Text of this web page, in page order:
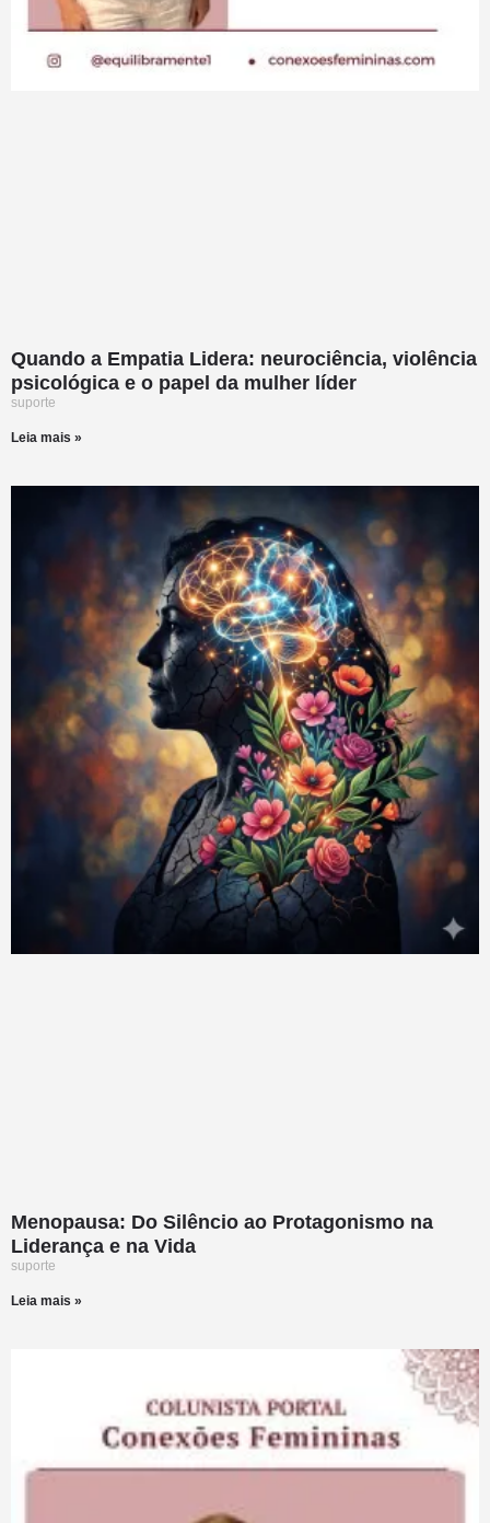
Quando a Empatia Lidera: neurociência, violência
psicológica e o papel da mulher líder
suporte
Leia mais »
Menopausa: Do Silêncio ao Protagonismo na
Liderança e na Vida
suporte
Leia mais »